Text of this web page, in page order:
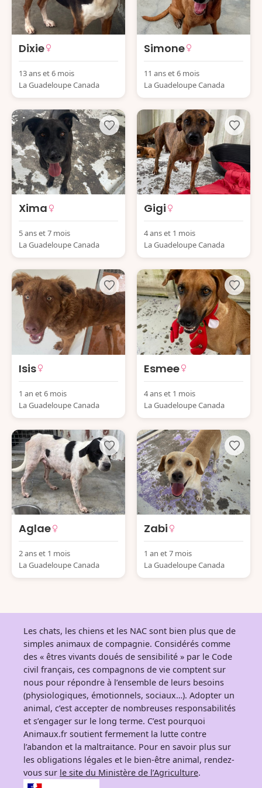
Dixie
13 ans et 6 mois
La Guadeloupe Canada
Simone
11 ans et 6 mois
La Guadeloupe Canada
Xima
5 ans et 7 mois
La Guadeloupe Canada
Gigi
4 ans et 1 mois
La Guadeloupe Canada
Isis
1 an et 6 mois
La Guadeloupe Canada
Esmee
4 ans et 1 mois
La Guadeloupe Canada
Aglae
2 ans et 1 mois
La Guadeloupe Canada
Zabi
1 an et 7 mois
La Guadeloupe Canada
Les chats, les chiens et les NAC sont bien plus que de
simples animaux de compagnie. Considérés comme
des « êtres vivants doués de sensibilité » par le Code
civil français, ces compagnons de vie comptent sur
nous pour répondre à l’ensemble de leurs besoins
(physiologiques, émotionnels, sociaux…). Adopter un
animal, c’est accepter de nombreuses responsabilités
et s’engager sur le long terme. C’est pourquoi
Animaux.fr soutient fermement la lutte contre
l’abandon et la maltraitance. Pour en savoir plus sur
les obligations légales et le bien-être animal, rendez-
vous sur le site du Ministère de l’Agriculture.